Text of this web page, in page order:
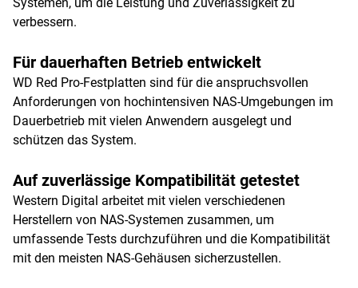
verbessern.
Für dauerhaften Betrieb entwickelt
WD Red Pro-Festplatten sind für die anspruchsvollen
Anforderungen von hochintensiven NAS-Umgebungen im
Dauerbetrieb mit vielen Anwendern ausgelegt und
schützen das System.
Auf zuverlässige Kompatibilität getestet
Western Digital arbeitet mit vielen verschiedenen
Herstellern von NAS-Systemen zusammen, um
umfassende Tests durchzuführen und die Kompatibilität
mit den meisten NAS-Gehäusen sicherzustellen.